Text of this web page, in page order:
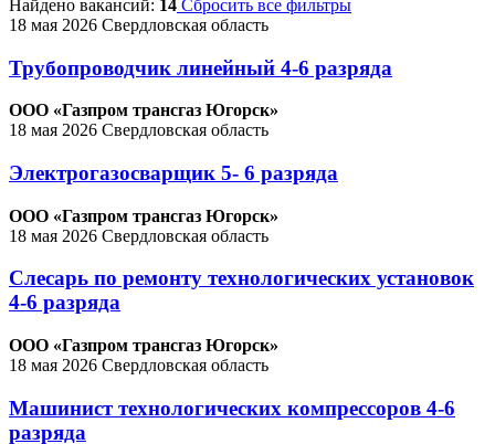
Найдено вакансий: 14 Сбросить все фильтры
18 мая 2026 Свердловская область
Трубопроводчик линейный 4-6 разряда
ООО «Газпром трансгаз Югорск»
18 мая 2026 Свердловская область
Электрогазосварщик 5- 6 разряда
ООО «Газпром трансгаз Югорск»
18 мая 2026 Свердловская область
Слесарь по ремонту технологических установок
4-6 разряда
ООО «Газпром трансгаз Югорск»
18 мая 2026 Свердловская область
Машинист технологических компрессоров 4-6
разряда